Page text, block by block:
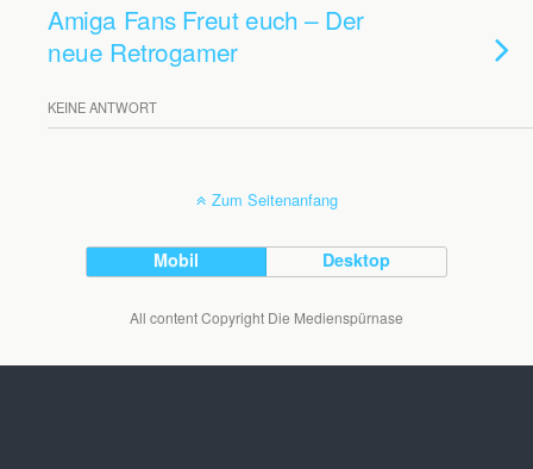
Amiga Fans Freut euch – Der
neue Retrogamer
KEINE ANTWORT
Zum Seitenanfang
Mobil Desktop
All content Copyright Die Medienspürnase